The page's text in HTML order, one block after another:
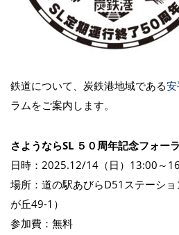
鉄道について、炭鉄港地域である
ラムをご案内します。
さようならSL ５０周年記念フォー
日時：2025.12/14（日）13:00～
場所：道の駅あびらD51ステーシ
が丘49-1）
参加費：無料